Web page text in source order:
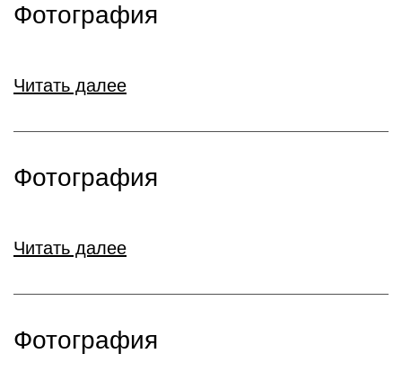
Фотография
Читать далее
Фотография
Читать далее
Фотография